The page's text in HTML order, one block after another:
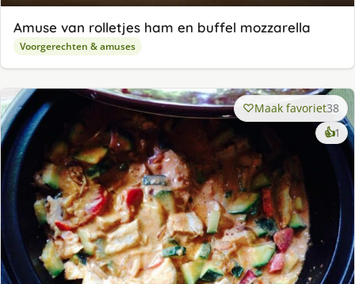
Amuse van rolletjes ham en buffel mozzarella
Voorgerechten & amuses
Maak favoriet38
👍1